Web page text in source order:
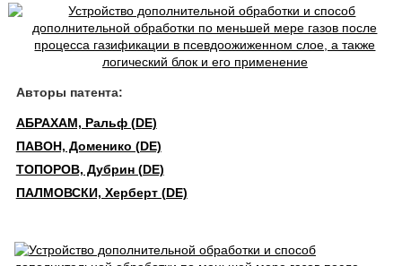
Авторы патента:
АБРАХАМ, Ральф (DE)
ПАВОН, Доменико (DE)
ТОПОРОВ, Дубрин (DE)
ПАЛМОВСКИ, Херберт (DE)